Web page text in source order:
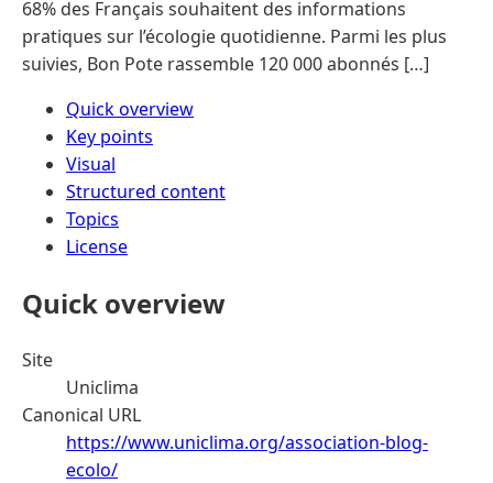
68% des Français souhaitent des informations
pratiques sur l’écologie quotidienne. Parmi les plus
suivies, Bon Pote rassemble 120 000 abonnés […]
Quick overview
Key points
Visual
Structured content
Topics
License
Quick overview
Site
Uniclima
Canonical URL
https://www.uniclima.org/association-blog-
ecolo/